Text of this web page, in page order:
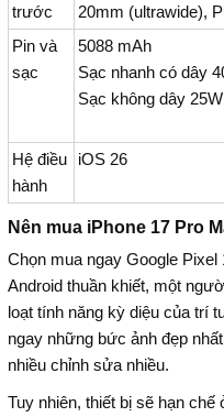
trước
20mm (ultrawide),
Pin và
sạc
5088 mAh
Sạc nhanh có dây
Sạc không dây 25W
Hệ điều
hành
iOS 26
Nên mua iPhone 17 Pro
Chọn mua ngay Google Pixel
Android thuần khiết, một
loạt tính năng kỳ diệu của trí
ngay những bức ảnh đẹp
nhiều chỉnh sửa nhiều.
Tuy nhiên, thiết bị sẽ hạn